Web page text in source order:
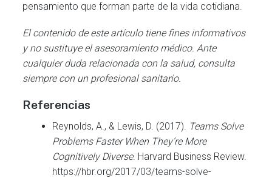
pensamiento que forman parte de la vida cotidiana.
El contenido de este artículo tiene fines informativos
y no sustituye el asesoramiento médico. Ante
cualquier duda relacionada con la salud, consulta
siempre con un profesional sanitario.
Referencias
Reynolds, A., & Lewis, D. (2017).
Teams Solve
Problems Faster When They’re More
Cognitively Diverse. Harvard Business Review.
https://hbr.org/2017/03/teams-solve-